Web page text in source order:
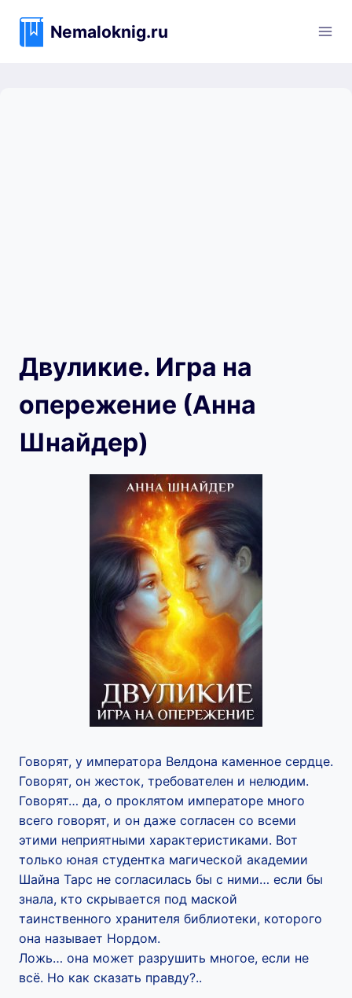
содержимому
Nemaloknig.ru
Двуликие. Игра на
опережение (Анна
Шнайдер)
Говорят, у императора Велдона каменное сердце.
Говорят, он жесток, требователен и нелюдим.
Говорят… да, о проклятом императоре много
всего говорят, и он даже согласен со всеми
этими неприятными характеристиками. Вот
только юная студентка магической академии
Шайна Тарс не согласилась бы с ними… если бы
знала, кто скрывается под маской
таинственного хранителя библиотеки, которого
она называет Нордом.
Ложь… она может разрушить многое, если не
всё. Но как сказать правду?..